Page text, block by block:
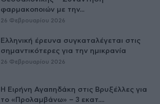
φαρμακοποιών με την...
26 Φεβρουαρίου 2026
Ελληνική έρευνα συγκαταλέγεται στις
σημαντικότερες για την ημικρανία
26 Φεβρουαρίου 2026
Η Ειρήνη Αγαπηδάκη στις Βρυξέλλες για
το «Προλαμβάνω» – 3 εκατ....